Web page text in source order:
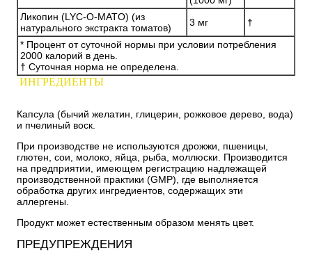
Ликопин (LYC-O-MATO) (из
натурального экстракта томатов)
3 мг
†
* Процент от суточной нормы при условии потребления
2000 калорий в день.
† Суточная норма не определена.
ИНГРЕДИЕНТЫ
Капсула (бычий желатин, глицерин, рожковое дерево, вода)
и пчелиный воск.
При производстве не используются дрожжи, пшеницы,
глютен, сои, молоко, яйца, рыба, моллюски. Производится
на предприятии, имеющем регистрацию надлежащей
производственной практики (GMP), где выполняется
обработка других ингредиентов, содержащих эти
аллергены.
Продукт может естественным образом менять цвет.
ПРЕДУПРЕЖДЕНИЯ